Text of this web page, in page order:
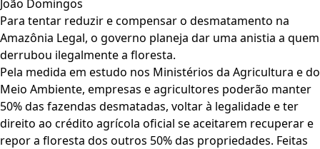
João Domingos
Para tentar reduzir e compensar o desmatamento na
Amazônia Legal, o governo planeja dar uma anistia a quem
derrubou ilegalmente a floresta.
Pela medida em estudo nos Ministérios da Agricultura e do
Meio Ambiente, empresas e agricultores poderão manter
50% das fazendas desmatadas, voltar à legalidade e ter
direito ao crédito agrícola oficial se aceitarem recuperar e
repor a floresta dos outros 50% das propriedades. Feitas